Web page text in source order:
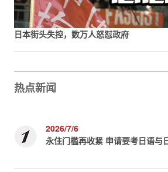
日本街头失控，数万人怒怼政府
热点新闻
2026/7/6
永住门槛再收紧 申请要考日语与